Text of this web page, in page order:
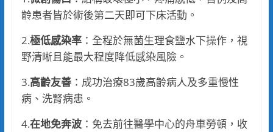
齡患者皆於術後第二天即可下床活動。
2.極低感染率：全程於無菌生理食鹽水下操作，視
野清晰且能最大程度降低感染風險。
3.高齡友善：成功治療83歲高齡病人及多重慢性
病、洗腎病患。
4.在地免奔波：免去前往醫學中心的舟車勞頓，收